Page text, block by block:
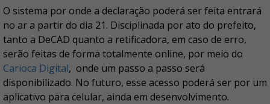
O sistema por onde a declaração poderá ser feita entrará
no ar a partir do dia 21. Disciplinada por ato do prefeito,
tanto a DeCAD quanto a retificadora, em caso de erro,
serão feitas de forma totalmente online, por meio do
Carioca Digital, onde um passo a passo será
disponibilizado. No futuro, esse acesso poderá ser por um
aplicativo para celular, ainda em desenvolvimento.